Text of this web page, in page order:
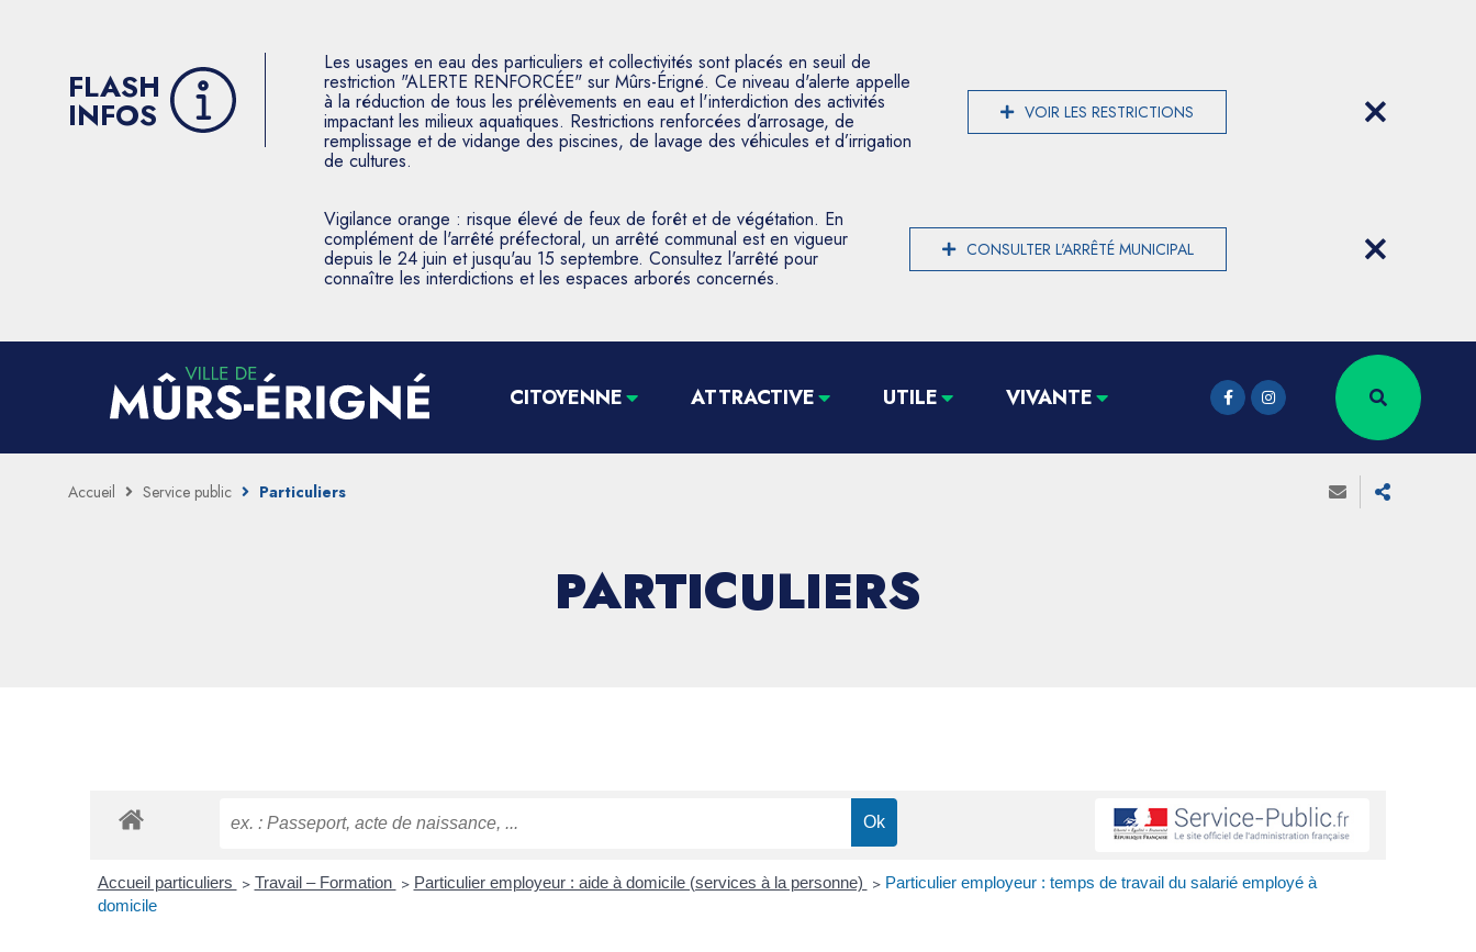
FLASH
INFOS
Les usages en eau des particuliers et collectivités sont placés en seuil de
restriction "ALERTE RENFORCÉE" sur Mûrs-Érigné. Ce niveau d'alerte appelle
à la réduction de tous les prélèvements en eau et l'interdiction des activités
impactant les milieux aquatiques. Restrictions renforcées d’arrosage, de
remplissage et de vidange des piscines, de lavage des véhicules et d’irrigation
de cultures.
VOIR LES RESTRICTIONS
Vigilance orange : risque élevé de feux de forêt et de végétation. En
complément de l'arrêté préfectoral, un arrêté communal est en vigueur
depuis le 24 juin et jusqu'au 15 septembre. Consultez l'arrêté pour
connaître les interdictions et les espaces arborés concernés.
CONSULTER L'ARRÊTÉ MUNICIPAL
CITOYENNE ATTRACTIVE UTILE VIVANTE
Accueil Service public Particuliers
PARTICULIERS
Accueil particuliers > Travail – Formation > Particulier employeur : aide à domicile (services à la personne) > Particulier employeur : temps de travail du salarié employé à
domicile